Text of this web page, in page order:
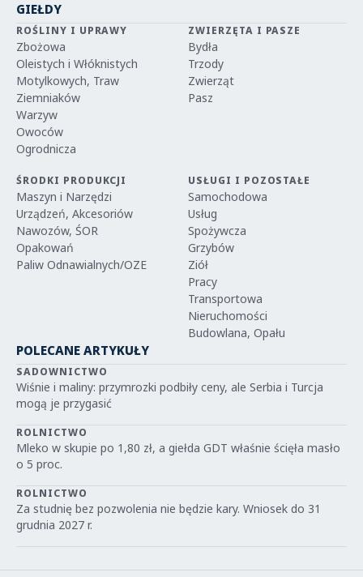
GIEŁDY
ROŚLINY I UPRAWY
Zbożowa
Oleistych i Włóknistych
Motylkowych, Traw
Ziemniaków
Warzyw
Owoców
Ogrodnicza
ZWIERZĘTA I PASZE
Bydła
Trzody
Zwierząt
Pasz
ŚRODKI PRODUKCJI
Maszyn i Narzędzi
Urządzeń, Akcesoriów
Nawozów, ŚOR
Opakowań
Paliw Odnawialnych/OZE
USŁUGI I POZOSTAŁE
Samochodowa
Usług
Spożywcza
Grzybów
Ziół
Pracy
Transportowa
Nieruchomości
Budowlana, Opału
POLECANE ARTYKUŁY
SADOWNICTWO
Wiśnie i maliny: przymrozki podbiły ceny, ale Serbia i Turcja
mogą je przygasić
ROLNICTWO
Mleko w skupie po 1,80 zł, a giełda GDT właśnie ścięła masło
o 5 proc.
ROLNICTWO
Za studnię bez pozwolenia nie będzie kary. Wniosek do 31
grudnia 2027 r.